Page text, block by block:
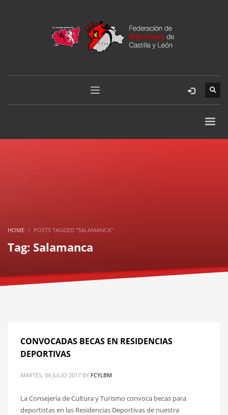
HOME POSTS TAGGED "SALAMANCA"
Tag: Salamanca
CONVOCADAS BECAS EN RESIDENCIAS
DEPORTIVAS
MARTES, 04 JULIO 2017 BY FCYLBM
La Consejería de Cultura y Turismo convoca becas para
deportistas en las Residencias Deportivas de nuestra